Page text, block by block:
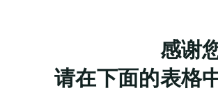
感谢
请在下面的表格